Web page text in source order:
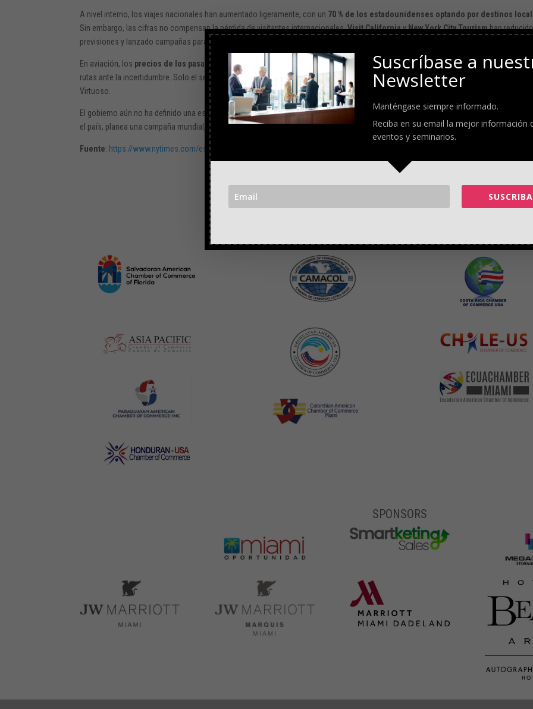
A nivel interno, los viajes nacionales han aumentado ligeramente, con un 70 % de los estadounidenses optando por destinos
Sin embargo, las cifras no compensan la pérdida de visitantes internacionales.Visit CaliforniayNew York City Tourismhan
previsiones y lanzado campañas para contrarrestar el efecto negativo.
En aviación, los precios de los pasajes han bajado hasta un 7 % , y aerolíneas como Delta, JetBlue y Unitedhan reducido
rutas ante la incertidumbre. Solo el segmento de
viajes de lujo ha mostrado crecimiento, con un23 % más de demanda
Virtuoso.
El gobierno aún no ha definido una estrategia clara para recuperar el atractivo turístico. Brand USA
, organismo encargado de
el país, planea una campaña mundial, pero enfrenta recortes y despidos recientes ordenados por la administración Trump.
Fuente: https://www.nytimes.com/es/2025/05/18/espanol/eeuu-turismo-crisis.html
SPONSORS
Suscríbase a
Newsletter
Manténgase siempre informado.
Reciba en su email la mejor información
eventos y seminarios.